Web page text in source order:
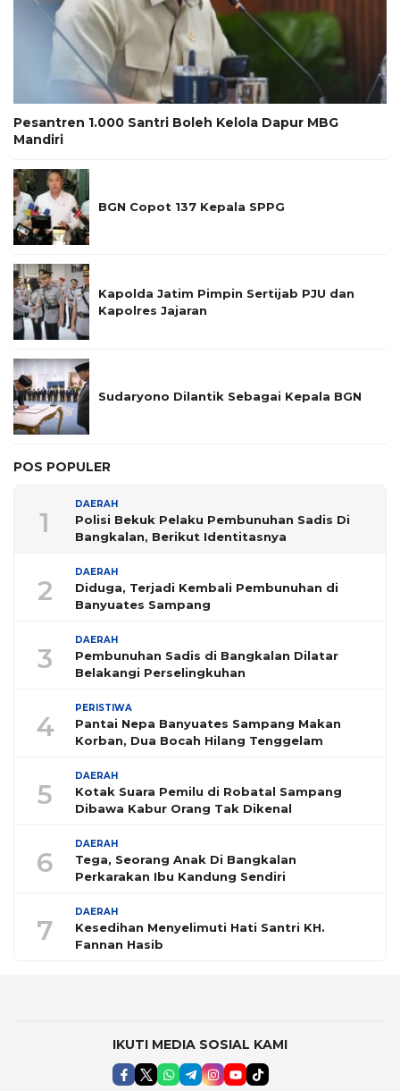
Pesantren 1.000 Santri Boleh Kelola Dapur MBG
Mandiri
BGN Copot 137 Kepala SPPG
Kapolda Jatim Pimpin Sertijab PJU dan
Kapolres Jajaran
Sudaryono Dilantik Sebagai Kepala BGN
POS POPULER
1
DAERAH
Polisi Bekuk Pelaku Pembunuhan Sadis Di
Bangkalan, Berikut Identitasnya
2
DAERAH
Diduga, Terjadi Kembali Pembunuhan di
Banyuates Sampang
3
DAERAH
Pembunuhan Sadis di Bangkalan Dilatar
Belakangi Perselingkuhan
4
PERISTIWA
Pantai Nepa Banyuates Sampang Makan
Korban, Dua Bocah Hilang Tenggelam
5
DAERAH
Kotak Suara Pemilu di Robatal Sampang
Dibawa Kabur Orang Tak Dikenal
6
DAERAH
Tega, Seorang Anak Di Bangkalan
Perkarakan Ibu Kandung Sendiri
7
DAERAH
Kesedihan Menyelimuti Hati Santri KH.
Fannan Hasib
IKUTI MEDIA SOSIAL KAMI